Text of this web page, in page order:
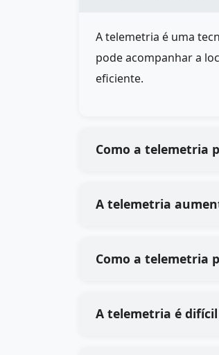
A telemetria é uma
pode acompanhar a
eficiente.
Como a telemetria
A telemetria
Como a telemetria
A telemetria é